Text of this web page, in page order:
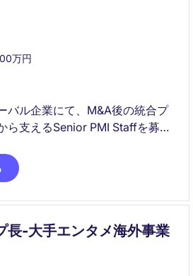
万円
バル企業にて、M&A後の統合プ
ら支えるSenior PMI Staffを募集
変革やガバナンス構築に携わる
ジションです。
長-大手エンタメ海外事業